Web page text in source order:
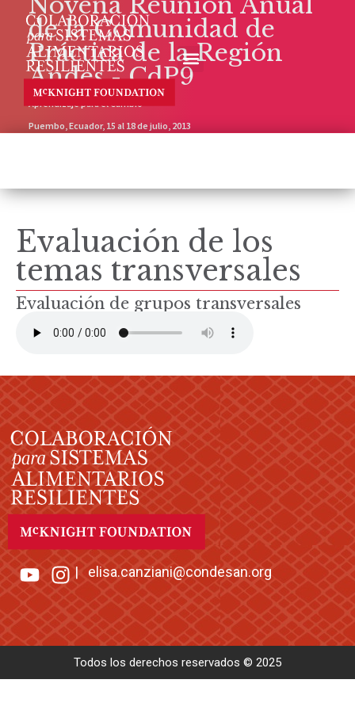
de la Comunidad de
Práctica de la Región
Andes - CdP9
Aprendizaje para el Cambio
Puembo, Ecuador, 15 al 18 de julio, 2013
Evaluación de los
temas transversales
Evaluación de grupos transversales
|elisa.canziani@condesan.org
Todos los derechos reservados © 2025